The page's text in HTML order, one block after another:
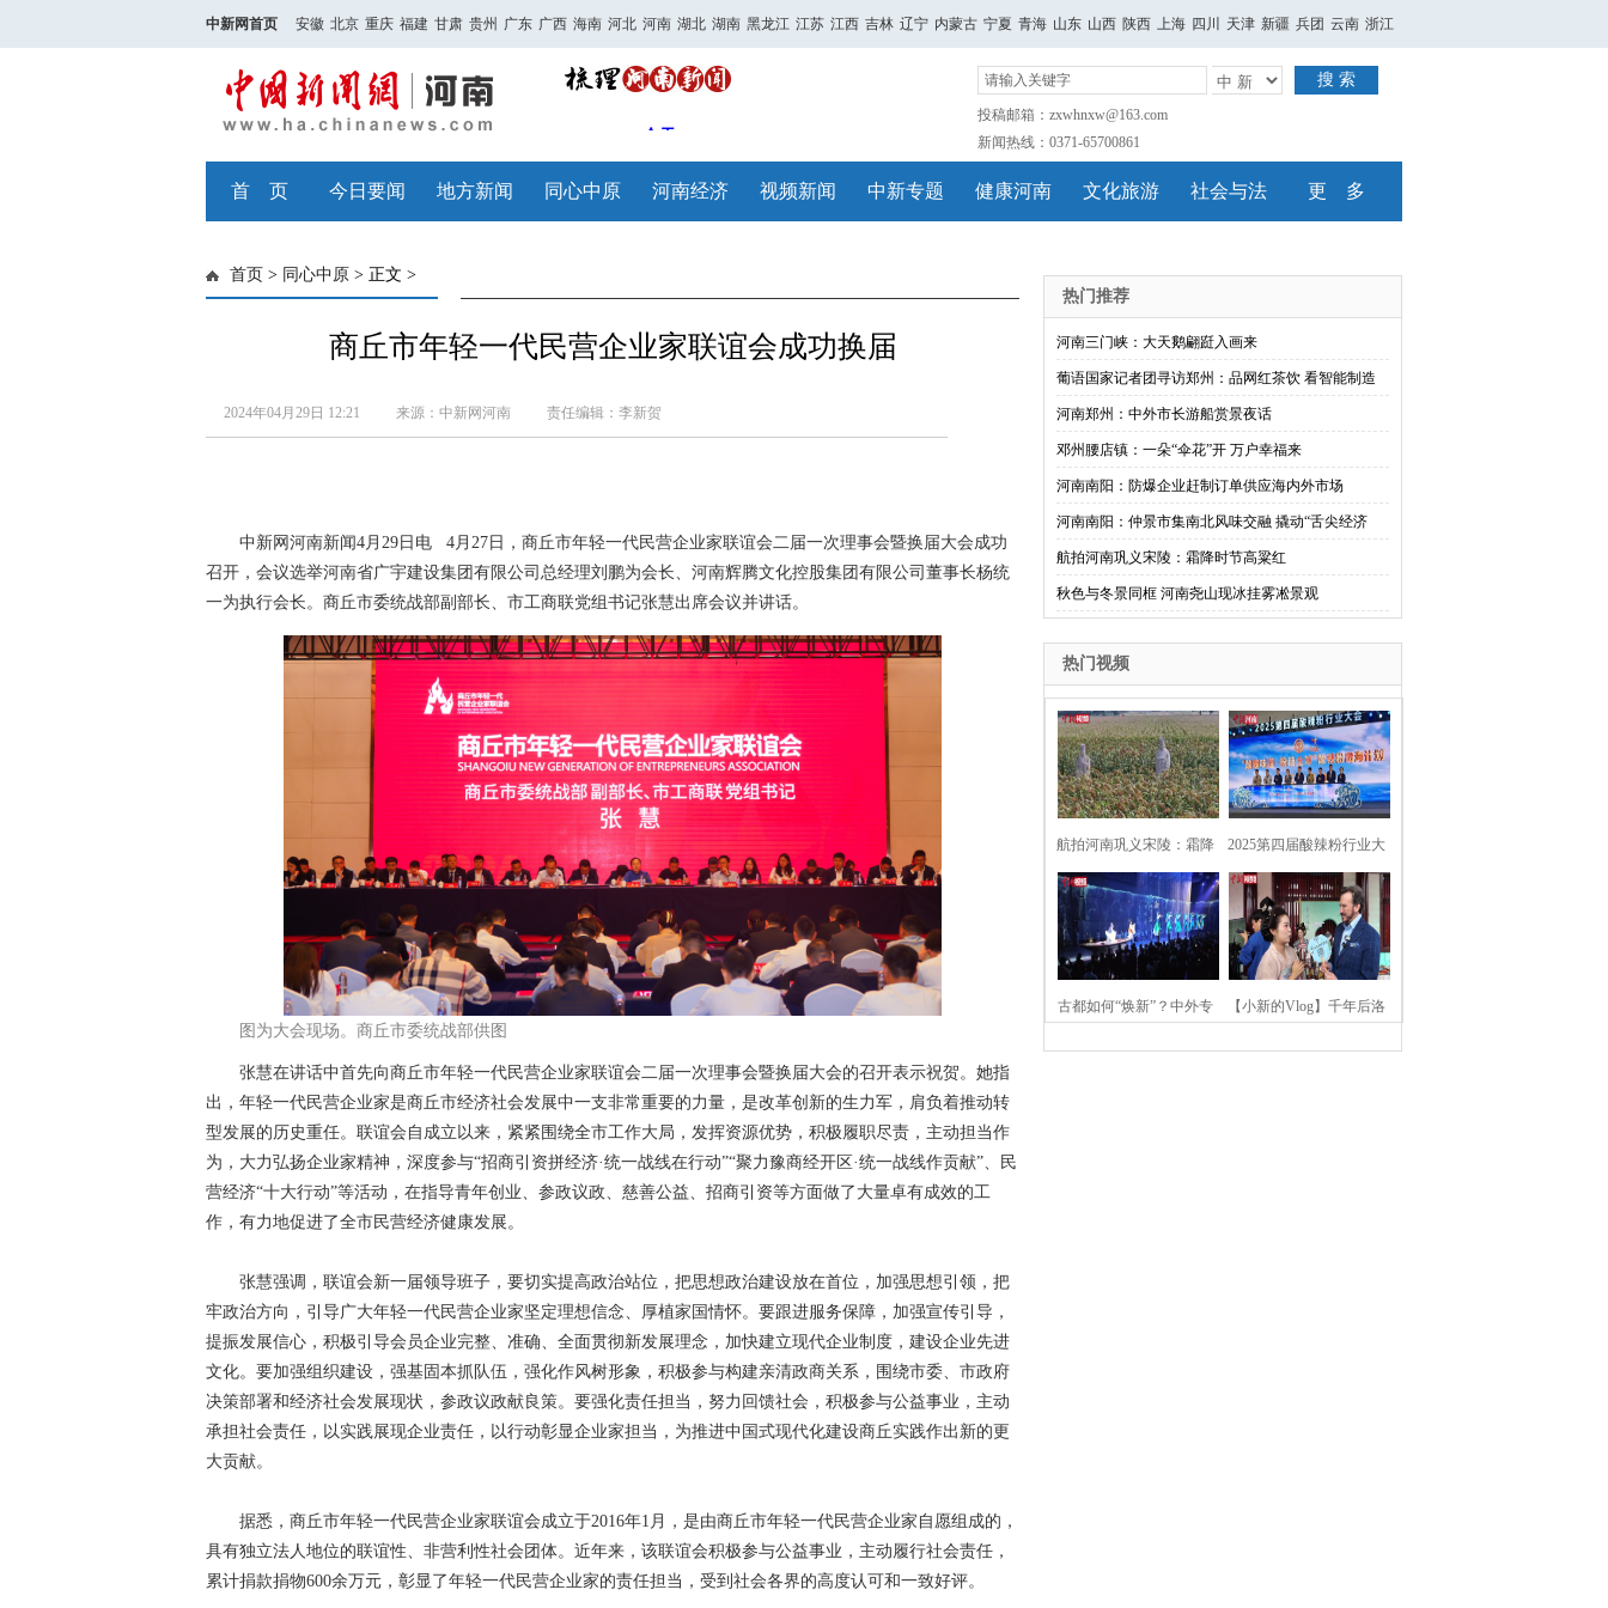
中新网首页 安徽 北京 重庆 福建 甘肃 贵州 广东 广西 海南 河北 河南 湖北 湖南 黑龙江 江苏 江西 吉林 辽宁 内蒙古 宁夏 青海 山东 山西 陕西 上海 四川 天津 新疆 兵团 云南 浙江
搜 索
投稿邮箱：zxwhnxw@163.com
新闻热线：0371-65700861
首 页 今日要闻 地方新闻 同心中原 河南经济 视频新闻 中新专题 健康河南 文化旅游 社会与法 更 多
首页 > 同心中原 > 正文 >
商丘市年轻一代民营企业家联谊会成功换届
2024年04月29日 12:21 来源：中新网河南 责任编辑：李新贺
中新网河南新闻4月29日电 4月27日，商丘市年轻一代民营企业家联谊会二届一次理事会暨换届大会成功
召开，会议选举河南省广宇建设集团有限公司总经理刘鹏为会长、河南辉腾文化控股集团有限公司董事长杨统
一为执行会长。商丘市委统战部副部长、市工商联党组书记张慧出席会议并讲话。
图为大会现场。商丘市委统战部供图
张慧在讲话中首先向商丘市年轻一代民营企业家联谊会二届一次理事会暨换届大会的召开表示祝贺。她指
出，年轻一代民营企业家是商丘市经济社会发展中一支非常重要的力量，是改革创新的生力军，肩负着推动转
型发展的历史重任。联谊会自成立以来，紧紧围绕全市工作大局，发挥资源优势，积极履职尽责，主动担当作
为，大力弘扬企业家精神，深度参与“招商引资拼经济·统一战线在行动”“聚力豫商经开区·统一战线作贡献”、民
营经济“十大行动”等活动，在指导青年创业、参政议政、慈善公益、招商引资等方面做了大量卓有成效的工
作，有力地促进了全市民营经济健康发展。
张慧强调，联谊会新一届领导班子，要切实提高政治站位，把思想政治建设放在首位，加强思想引领，把
牢政治方向，引导广大年轻一代民营企业家坚定理想信念、厚植家国情怀。要跟进服务保障，加强宣传引导，
提振发展信心，积极引导会员企业完整、准确、全面贯彻新发展理念，加快建立现代企业制度，建设企业先进
文化。要加强组织建设，强基固本抓队伍，强化作风树形象，积极参与构建亲清政商关系，围绕市委、市政府
决策部署和经济社会发展现状，参政议政献良策。要强化责任担当，努力回馈社会，积极参与公益事业，主动
承担社会责任，以实践展现企业责任，以行动彰显企业家担当，为推进中国式现代化建设商丘实践作出新的更
大贡献。
据悉，商丘市年轻一代民营企业家联谊会成立于2016年1月，是由商丘市年轻一代民营企业家自愿组成的，
具有独立法人地位的联谊性、非营利性社会团体。近年来，该联谊会积极参与公益事业，主动履行社会责任，
累计捐款捐物600余万元，彰显了年轻一代民营企业家的责任担当，受到社会各界的高度认可和一致好评。
热门推荐
河南三门峡：大天鹅翩跹入画来
葡语国家记者团寻访郑州：品网红茶饮 看智能制造
河南郑州：中外市长游船赏景夜话
邓州腰店镇：一朵“伞花”开 万户幸福来
河南南阳：防爆企业赶制订单供应海内外市场
河南南阳：仲景市集南北风味交融 撬动“舌尖经济
航拍河南巩义宋陵：霜降时节高粱红
秋色与冬景同框 河南尧山现冰挂雾凇景观
热门视频
航拍河南巩义宋陵：霜降
时节高粱红
2025第四届酸辣粉行业大
会在河南开封举行
古都如何“焕新”？中外专 【小新的Vlog】千年后洛